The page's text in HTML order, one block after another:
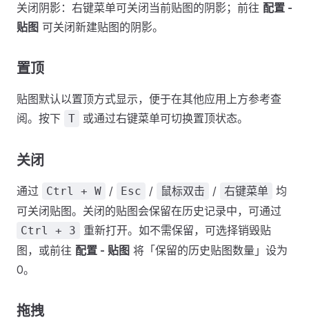
关闭阴影：右键菜单可关闭当前贴图的阴影；前往 配置 -
贴图 可关闭新建贴图的阴影。
置顶
贴图默认以置顶方式显示，便于在其他应用上方参考查
阅。按下 T 或通过右键菜单可切换置顶状态。
关闭
通过 Ctrl + W / Esc / 鼠标双击 / 右键菜单 均
可关闭贴图。关闭的贴图会保留在历史记录中，可通过
Ctrl + 3
重新打开。如不需保留，可选择销毁贴
图，或前往 配置 - 贴图 将「保留的历史贴图数量」设为
0。
拖拽